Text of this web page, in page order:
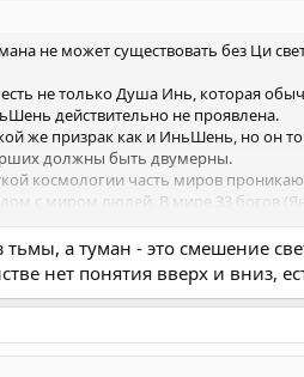
не может существовать без Ци
есть не только Душа Инь, которая
действительно не проявлена.
же призрак как и ИньШень, но он
должны быть двумерны.
космологии часть миров
с миром людей. В мире 33 богов
всех энергий), а мир Дэвов
свой ЯнШень и смотреть самому
тьмы, а туман - это смешение
нет понятия вверх и вниз,